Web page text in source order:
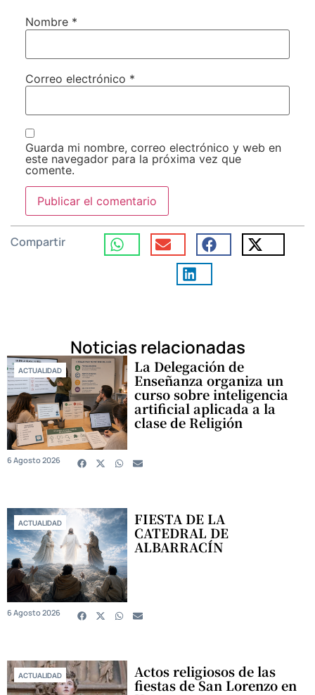
Nombre *
Correo electrónico *
Guarda mi nombre, correo electrónico y web en
este navegador para la próxima vez que
comente.
Compartir
Noticias relacionadas
ACTUALIDAD La Delegación de
Enseñanza organiza un
curso sobre inteligencia
artificial aplicada a la
clase de Religión
6 Agosto 2026
ACTUALIDAD FIESTA DE LA
CATEDRAL DE
ALBARRACÍN
6 Agosto 2026
ACTUALIDAD Actos religiosos de las
fiestas de San Lorenzo en